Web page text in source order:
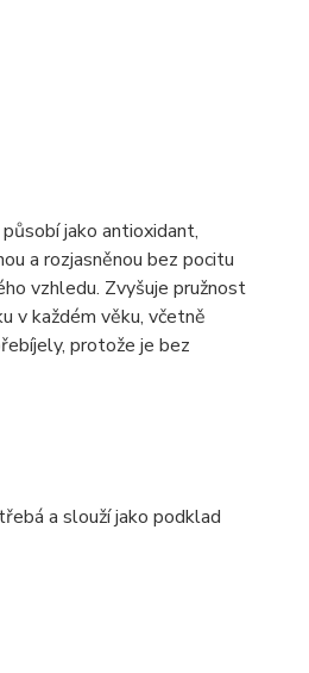
jako antioxidant,
a rozjasněnou bez pocitu
vzhledu. Zvyšuje pružnost
v každém věku, včetně
protože je bez
a slouží jako podklad